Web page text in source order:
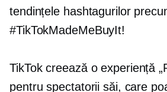
tendințele hashtagurilor
#TikTokMadeMeBuyIt!
TikTok creează o experiență
pentru spectatorii săi, care